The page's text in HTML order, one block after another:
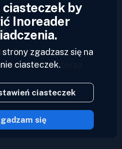
Podaj swój profil i
kanałów teraz.
© Inoreader
ciasteczek by
Inoreader
zgadzasz się na
ciasteczek.
ciasteczek
się